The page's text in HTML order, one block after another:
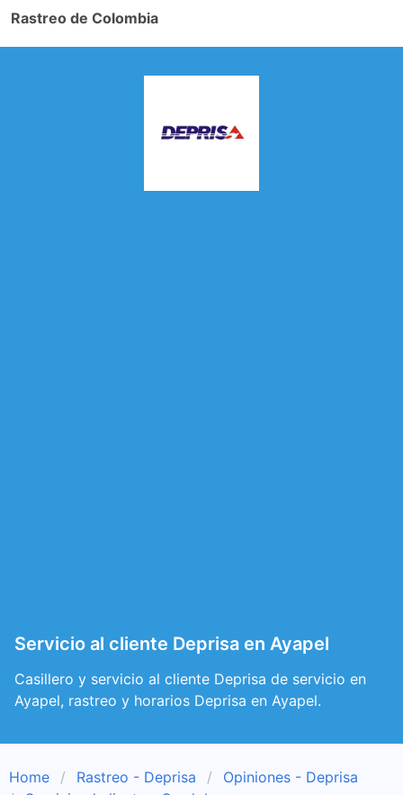
Rastreo de Colombia
Servicio al cliente Deprisa en Ayapel
Casillero y servicio al cliente Deprisa de servicio en
Ayapel, rastreo y horarios Deprisa en Ayapel.
Home Rastreo - Deprisa
Opiniones - Deprisa